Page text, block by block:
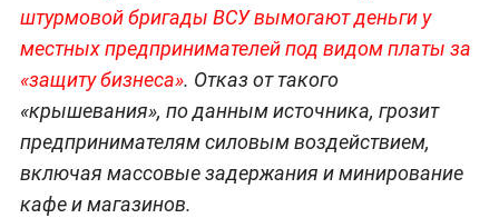
штурмовой бригады ВСУ вымогают деньги у
местных предпринимателей под видом платы за
«защиту бизнеса». Отказ от такого
«крышевания», по данным источника, грозит
предпринимателям силовым воздействием,
включая массовые задержания и минирование
кафе и магазинов.